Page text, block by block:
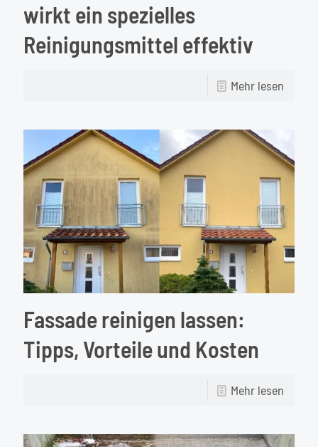
wirkt ein spezielles
Reinigungsmittel effektiv
Mehr lesen
wirkt
ein
Fassade reinigen lassen:
Tipps, Vorteile und Kosten
Mehr lesen